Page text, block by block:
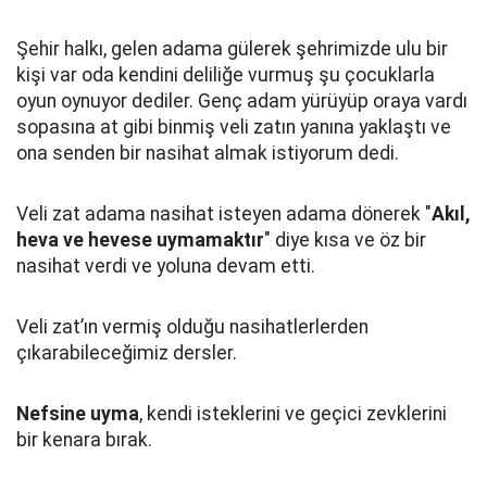
Şehir halkı, gelen adama gülerek şehrimizde ulu bir
kişi var oda kendini deliliğe vurmuş şu çocuklarla
oyun oynuyor dediler. Genç adam yürüyüp oraya vardı
sopasına at gibi binmiş veli zatın yanına yaklaştı ve
ona senden bir nasihat almak istiyorum dedi.
Veli zat adama nasihat isteyen adama dönerek "Akıl,
heva ve hevese uymamaktır" diye kısa ve öz bir
nasihat verdi ve yoluna devam etti.
Veli zat’ın vermiş olduğu nasihatlerlerden
çıkarabileceğimiz dersler.
Nefsine uyma, kendi isteklerini ve geçici zevklerini
bir kenara bırak.